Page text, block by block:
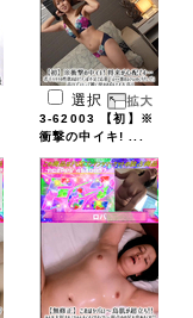
選択
3-62003 【初】※
衝撃の中イキ! ...